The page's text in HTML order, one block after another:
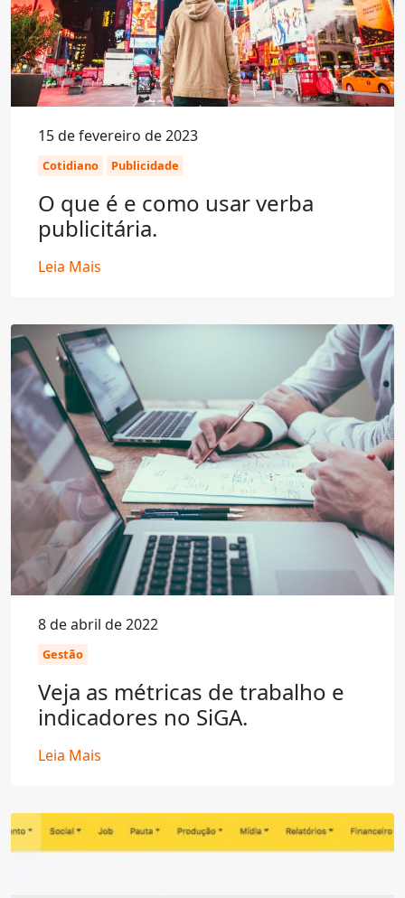
15 de fevereiro de 2023
Cotidiano Publicidade
O que é e como usar verba
publicitária.
Leia Mais
8 de abril de 2022
Gestão
Veja as métricas de trabalho e
indicadores no SiGA.
Leia Mais